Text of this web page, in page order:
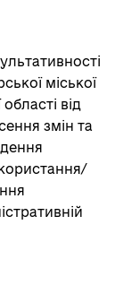
міської
від
змін та